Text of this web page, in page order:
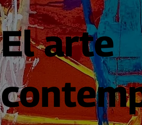
El arte